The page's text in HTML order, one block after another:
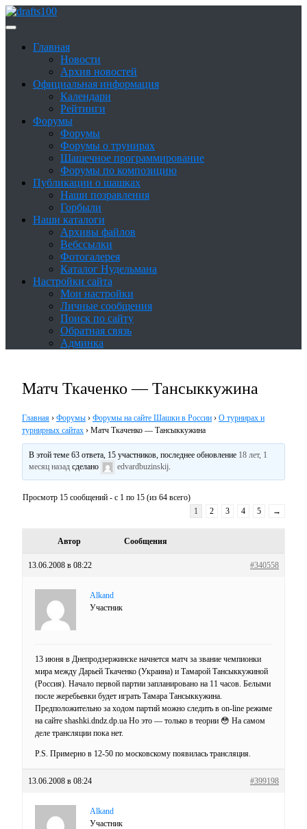
Skip
to
Шашки в России
Главная
Новости
Архив новостей
Официальная информация
Календари
Рейтинги
Форумы
Форумы
Форумы о трунирах
Шашечное программирование
Форумы по композицию
Публикации о шашках
Наши позравления
Горбыли
Наши каталоги
Архивы файлов
Вебссылки
Фотогалерея
Каталог Нудельмана
Настройки сайта
Мои настройки
Личные сообщения
Поиск по сайту
Обратная связь
Админка
Матч Ткаченко — Танcыккужина
Главная › Форумы › Форумы на сайте Шашки в России › О турнирах и
турнирных сайтах › Матч Ткаченко — Танcыккужина
В этой теме 63 ответа, 15 участников, последнее обновление 18 лет, 1
месяц назад сделано edvardbuzinskij
Просмотр 15 сообщений - с 1 по 15 (из 64 всего)
1
2 3 4 5 →
Автор Сообщения
13.06.2008 в 08:22 #340558
Alkand
Участник
13 июня в Днепродзержинске начнется матч за звание чемпионки
мира между Дарьей Ткаченко (Украина) и Тамарой Тансыккужиной
(Россия). Начало первой партии запланировано на 11 часов. Белыми
после жеребьевки будет играть Тамара Тансыккужина.
Предположительно за ходом партий можно следить в on-line режиме
на сайте shashki.dndz.dp.ua Но это — только в теории 😳 На самом
деле трансляции пока нет.
P.S. Примерно в 12-50 по московскому появилась трансляция.
13.06.2008 в 08:24 #399198
Alkand
Участник